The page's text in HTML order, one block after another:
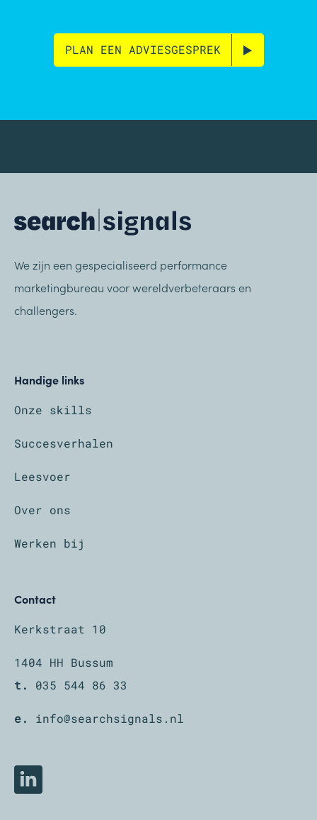
PLAN EEN ADVIESGESPREK
We zijn een gespecialiseerd performance
marketingbureau voor wereldverbeteraars en
challengers.
Handige links
Onze skills
Succesverhalen
Leesvoer
Over ons
Werken bij
Contact
Kerkstraat 10
1404 HH Bussum
t.
035 544 86 33
e. info@searchsignals.nl
LinkedIn